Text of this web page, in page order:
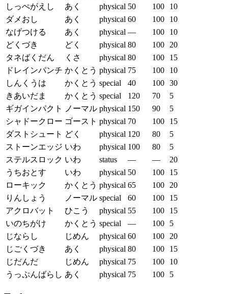
しっぺがえし
あく physical 50 100
10
ダメおし
あく physical 60 100
10
なげつける
あく physical — 100
10
どくづき
どく physical 80 100
20
タネばくだん
くさ physical 80 100
15
ドレインパンチ かくとう physical 75 100
10
しんくうは
かくとう special 40 100 30
きあいだま
かくとう special 120 70
5
ギガインパクト
ノーマル physical 150 90
5
シャドークロー ゴースト physical 70 100
15
ダストシュート どく physical 120 80
5
ストーンエッジ いわ physical 100 80
5
ステルスロック いわ status — —
20
うちおとす
いわ physical 50 100
15
ローキック
かくとう physical 65 100
20
りんしょう
ノーマル special 60 100
15
アクロバット
ひこう physical 55 100
15
いのちがけ
かくとう special — 100
5
じならし
じめん physical 60 100
20
じごくづき
あく physical 80 100
15
じだんだ
じめん physical 75 100
10
うっぷんばらし あく physical 75 100 5